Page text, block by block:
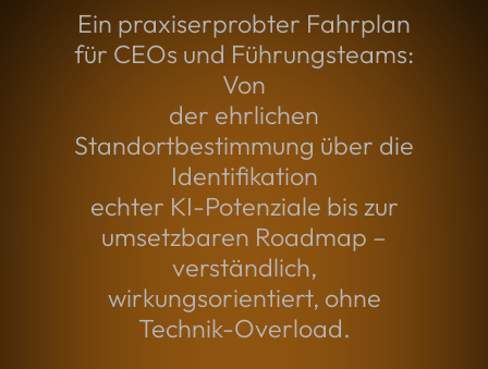
Ein praxiserprobter Fahrplan
für CEOs und Führungsteams:
Von
der ehrlichen
Standortbestimmung über die
Identifikation
echter KI-Potenziale bis zur
umsetzbaren Roadmap –
verständlich,
wirkungsorientiert, ohne
Technik-Overload.